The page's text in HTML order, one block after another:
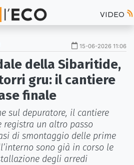
VIDEO
15-06-2026 11:06
della Sibaritide,
gru: il cantiere
finale
sul depuratore, il cantiere
registra un altro passo
di smontaggio delle prime
sono già in corso le
degli arredi